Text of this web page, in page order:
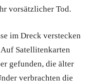
vorsätzlicher Tod.
im Dreck verstecken
Satellitenkarten
gefunden, die älter
verbrachten die